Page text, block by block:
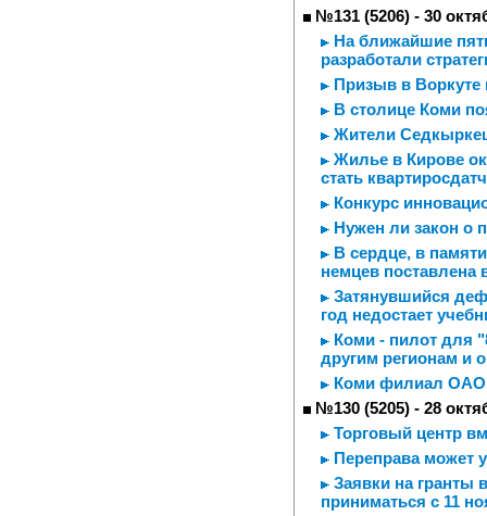
№131 (5206) - 30
На ближайшие
разработали
Призыв в Воркуте
В столице Коми
Жители
Жилье в Кирове
стать
Конкурс
Нужен ли закон о
В сердце, в
немцев поставлена
Затянувшийся
год недостает
Коми - пилот для
другим регионам и
Коми филиал ОАО
№130 (5205) - 28
Торговый центр
Переправа может
Заявки на гранты
приниматься с 11